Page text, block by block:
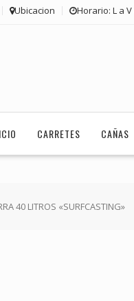
Ubicacion Horario: L a V
CARRETES CAÑAS
40 LITROS «SURFCASTING»